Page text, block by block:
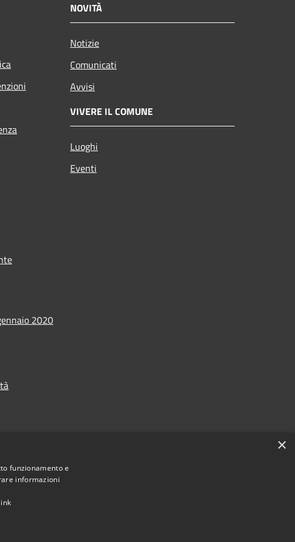
NOVITÀ
Notizie
Comunicati
Avvisi
VIVERE IL COMUNE
Luoghi
Eventi
2020
×
funzionamento e
informazioni
link